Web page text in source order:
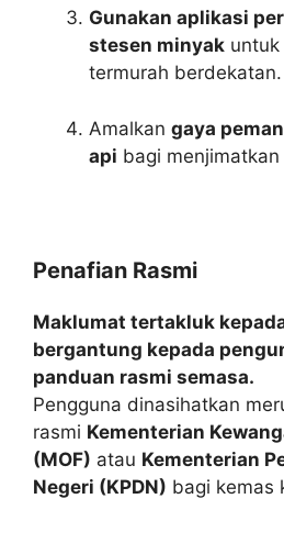
Gunakan aplikasi
stesen minyak untuk
termurah berdekatan.
Amalkan gaya
api bagi
Penafian Rasmi
Maklumat tertakluk
bergantung kepada
panduan rasmi semasa.
Pengguna dinasihatkan
rasmi Kementerian
(MOF) atau Kementerian
Negeri (KPDN) bagi kemas